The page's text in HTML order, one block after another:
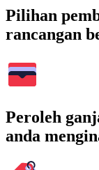
Pilihan
rancangan
Peroleh
anda